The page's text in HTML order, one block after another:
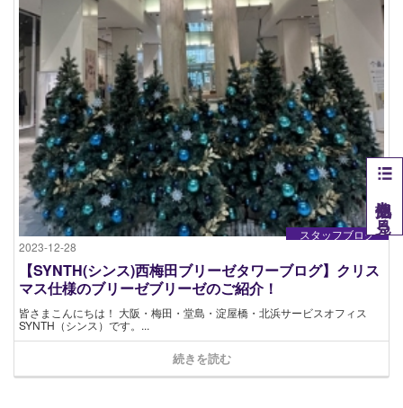
2023-12-28
スタッフブログ
【SYNTH(シンス)西梅田ブリーゼタワーブログ】クリス
マス仕様のブリーゼブリーゼのご紹介！
皆さまこんにちは！ 大阪・梅田・堂島・淀屋橋・北浜サービスオフィス
SYNTH（シンス）です​。...
続きを読む
他拠点を見る